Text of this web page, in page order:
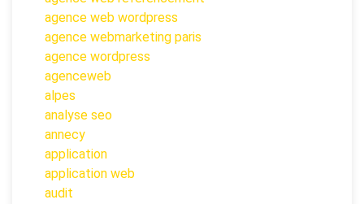
agence web wordpress
agence webmarketing paris
agence wordpress
agenceweb
alpes
analyse seo
annecy
application
application web
audit